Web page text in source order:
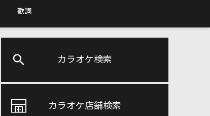
歌詞
カラオケ検索
カラオケ店舗検索